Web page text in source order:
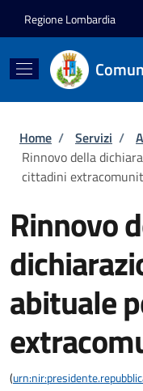
Regione Lombardia
Briciole di
Home / Servizi /
Rinnovo della
cittadini
Rinnovo
abituale
(